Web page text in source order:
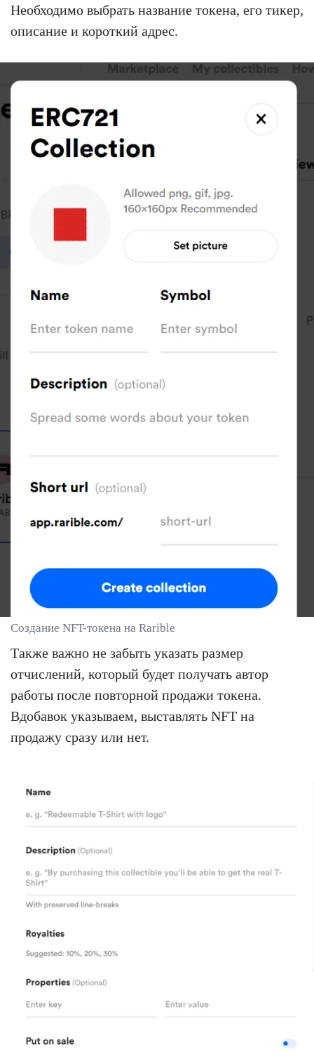
Необходимо выбрать название токена, его тикер,
описание и короткий адрес.
Создание NFT-токена на Rarible
Также важно не забыть указать размер
отчислений, который будет получать автор
работы после повторной продажи токена.
Вдобавок указываем, выставлять NFT на
продажу сразу или нет.